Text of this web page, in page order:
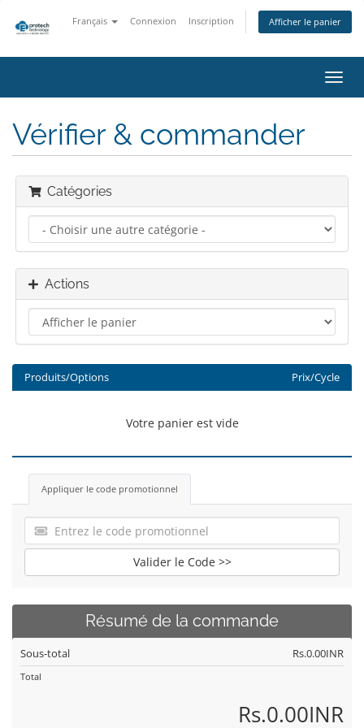
Français Connexion Inscription Afficher le panier
la
Vérifier & commander
Catégories
Actions
Produits/Options Prix/Cycle
Votre panier est vide
Appliquer le code promotionnel
Valider le Code >>
Résumé de la commande
Sous-total Rs.0.00INR
Total
Rs.0.00INR